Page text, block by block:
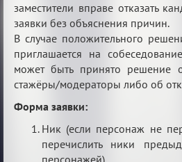
заместители вправе отказать
заявки без объяснения причин.
В случае положительного
приглашается на
может быть принято решение
стажёры/модераторы либо об
Форма заявки:
Ник (если персонаж не
перечислить ники
персонажей)